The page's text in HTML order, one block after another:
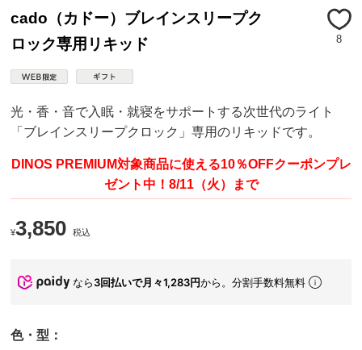
cado（カドー）ブレインスリープク
ロック専用リキッド
8
光・香・音で入眠・就寝をサポートする次世代のライト
「ブレインスリープクロック」専用のリキッドです。
DINOS PREMIUM対象商品に使える10％OFFクーポンプレ
ゼント中！8/11（火）まで
¥3,850 税込
なら3回払いで月々1,283円から。分割手数料無料
色・型：